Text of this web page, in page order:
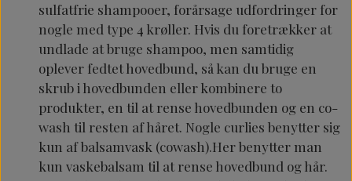
sulfatfrie shampooer, forårsage udfordringer for
nogle med type 4 krøller. Hvis du foretrækker at
undlade at bruge shampoo, men samtidig
oplever fedtet hovedbund, så kan du bruge en
skrub i hovedbunden eller kombinere to
produkter, en til at rense hovedbunden og en co-
wash til resten af håret. Nogle curlies benytter sig
kun af balsamvask (cowash).Her benytter man
kun vaskebalsam til at rense hovedbund og hår.